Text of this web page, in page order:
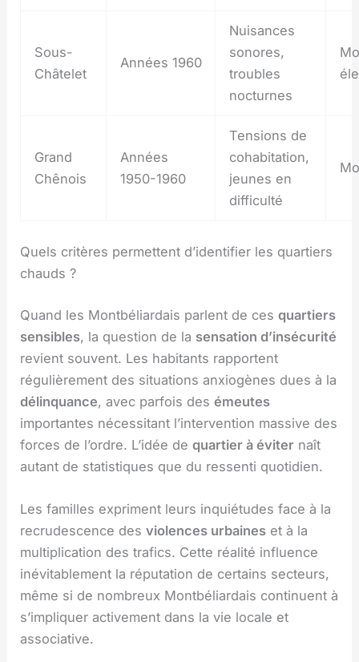
Sous-
Châtelet
Années 1960
Nuisances
sonores,
troubles
nocturnes
Grand
Chênois
Années
1950-1960
Tensions de
cohabitation,
jeunes en
difficulté
Quels critères permettent d’identifier les quartiers
chauds ?
Quand les Montbéliardais parlent de cesquartiers
sensibles, la question de la sensation d’insécurité
revient souvent. Les habitants rapportent
régulièrement des situations anxiogènes dues à la
délinquance, avec parfois desémeutes
importantes nécessitant l’intervention massive des
forces de l’ordre. L’idée dequartier à éviter naît
autant de statistiques que du ressenti quotidien.
Les familles expriment leurs inquiétudes face à la
recrudescence desviolences urbaines et à la
multiplication des trafics. Cette réalité influence
inévitablement la réputation de certains secteurs,
même si de nombreux Montbéliardais continuent à
s’impliquer activement dans la vie locale et
associative.